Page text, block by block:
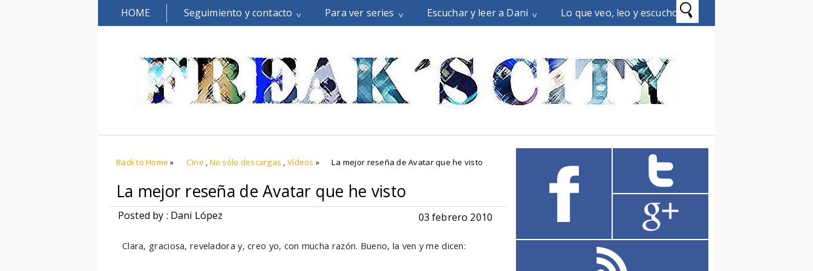
HOME Seguimiento y contacto Para ver series Escuchar y leer a Dani Lo que veo, leo y escucho
Back to Home » Cine , No sólo descargas , Vídeos » La mejor reseña de Avatar que he visto
La mejor reseña de Avatar que he visto
Posted by : Dani López 03 febrero 2010
Clara, graciosa, reveladora y, creo yo, con mucha razón. Bueno, la ven y me dicen: